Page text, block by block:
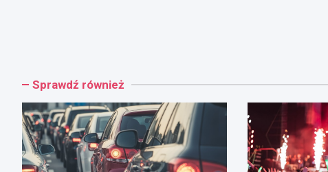
Sprawdź również